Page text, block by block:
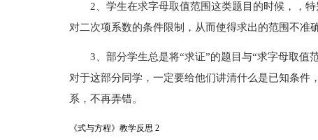
2、学生在求字母取值范围这类题目的时候，，
对二次项系数的条件限制，从而使得求出的范围不准
3、部分学生总是将“求证”的题目与“求字母取值
对于这部分同学，一定要给他们讲清什么是已知条件
系，不再弄错。
《式与方程》教学反思 2